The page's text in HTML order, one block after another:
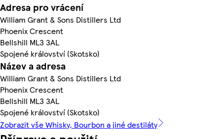
Adresa pro vrácení
William Grant & Sons Distillers Ltd
Phoenix Crescent
Bellshill ML3 3AL
Spojené království (Skotsko)
Název a adresa
William Grant & Sons Distillers Ltd
Phoenix Crescent
Bellshill ML3 3AL
Spojené království (Skotsko)
Zobrazit vše Whisky, Bourbon a jiné destiláty